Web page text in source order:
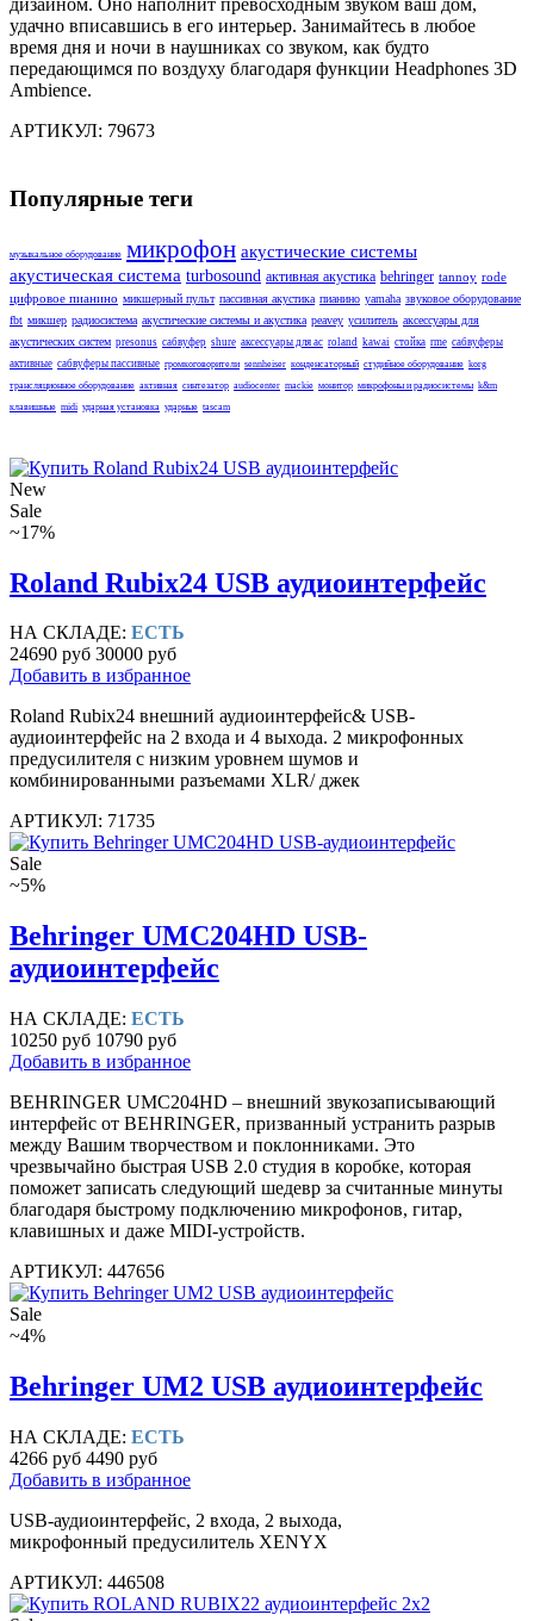
дизайном. Оно наполнит превосходным звуком ваш дом,
удачно вписавшись в его интерьер. Занимайтесь в любое
время дня и ночи в наушниках со звуком, как будто
передающимся по воздуху благодаря функции Headphones 3D
Ambience.
АРТИКУЛ: 79673
Популярные теги
музыкальное оборудование микрофон акустические системы
акустическая система turbosound активная акустика behringer tannoy rode
цифровое пианино микшерный пульт пассивная акустика пианино yamaha звуковое оборудование
fbt микшер радиосистема акустические системы и акустика peavey усилитель аксессуары для
акустических систем presonus сабвуфер shure аксессуары для ас roland kawai стойка rme сабвуферы
активные сабвуферы пассивные громкоговорители sennheiser конденсаторный студийное оборудование korg
трансляционное оборудование активная синтезатор audiocenter mackie монитор микрофоны и радиосистемы k&m
клавишные midi ударная установка ударные tascam
New
Sale
~17%
Roland Rubix24 USB аудиоинтерфейс
НА СКЛАДЕ: ЕСТЬ
24690 руб 30000 руб
Добавить в избранное
Roland Rubix24 внешний аудиоинтерфейс& USB-
аудиоинтерфейс на 2 входа и 4 выхода. 2 микрофонных
предусилителя с низким уровнем шумов и
комбинированными разъемами XLR/ джек
АРТИКУЛ: 71735
Sale
~5%
Behringer UMC204HD USB-
аудиоинтерфейс
НА СКЛАДЕ: ЕСТЬ
10250 руб 10790 руб
Добавить в избранное
BEHRINGER UMC204HD – внешний звукозаписывающий
интерфейс от BEHRINGER, призванный устранить разрыв
между Вашим творчеством и поклонниками. Это
чрезвычайно быстрая USB 2.0 студия в коробке, которая
поможет записать следующий шедевр за считанные минуты
благодаря быстрому подключению микрофонов, гитар,
клавишных и даже MIDI-устройств.
АРТИКУЛ: 447656
Sale
~4%
Behringer UM2 USB аудиоинтерфейс
НА СКЛАДЕ: ЕСТЬ
4266 руб 4490 руб
Добавить в избранное
USB-аудиоинтерфейс, 2 входа, 2 выхода,
микрофонный предусилитель XENYX
АРТИКУЛ: 446508